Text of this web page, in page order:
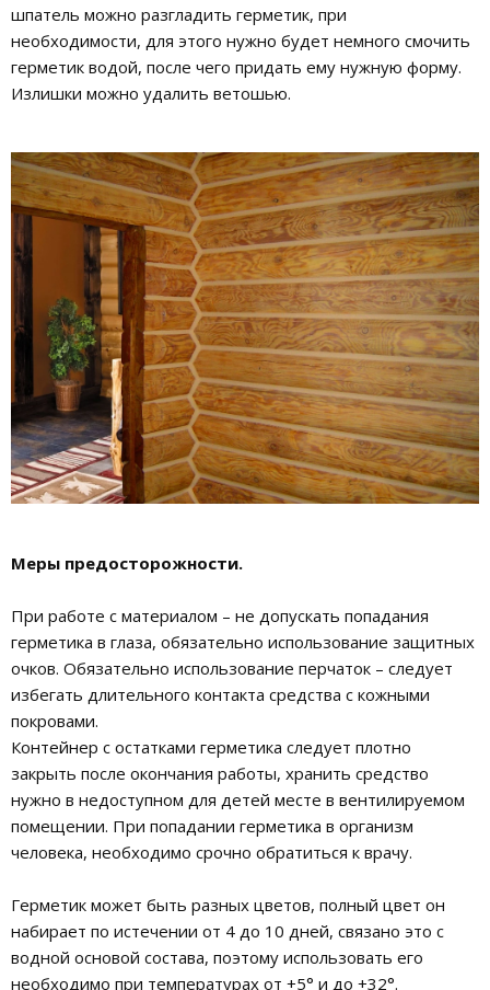
шпатель можно разгладить герметик, при
необходимости, для этого нужно будет немного смочить
герметик водой, после чего придать ему нужную форму.
Излишки можно удалить ветошью.
Меры предосторожности.
При работе с материалом – не допускать попадания
герметика в глаза, обязательно использование защитных
очков. Обязательно использование перчаток – следует
избегать длительного контакта средства с кожными
покровами.
Контейнер с остатками герметика следует плотно
закрыть после окончания работы, хранить средство
нужно в недоступном для детей месте в вентилируемом
помещении. При попадании герметика в организм
человека, необходимо срочно обратиться к врачу.
Герметик может быть разных цветов, полный цвет он
набирает по истечении от 4 до 10 дней, связано это с
водной основой состава, поэтому использовать его
необходимо при температурах от +5° и до +32°.